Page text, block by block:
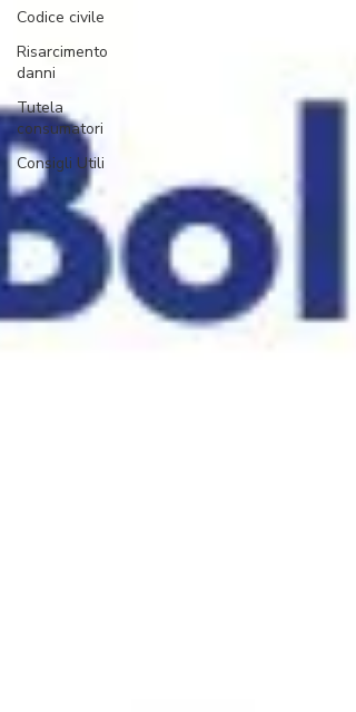
Codice civile
Risarcimento
danni
Tutela
consumatori
Consigli Utili